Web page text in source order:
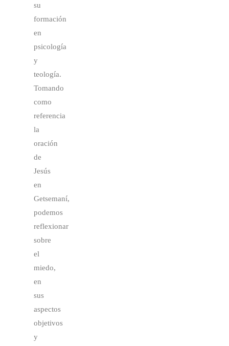
su
formación
en
psicología
y
teología.
Tomando
como
referencia
la
oración
de
Jesús
en
Getsemaní,
podemos
reflexionar
sobre
el
miedo,
en
sus
aspectos
objetivos
y